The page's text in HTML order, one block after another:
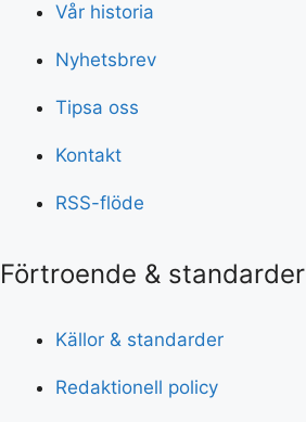
Vår historia
Nyhetsbrev
Tipsa oss
Kontakt
RSS-flöde
Förtroende & standarder
Källor & standarder
Redaktionell policy